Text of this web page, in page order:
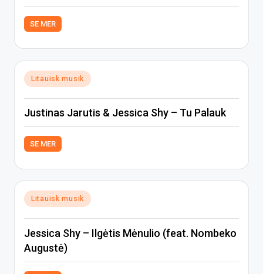
SE MER
Posted
in
Litauisk musik
Justinas Jarutis & Jessica Shy – Tu Palauk
SE MER
Posted
in
Litauisk musik
Jessica Shy – Ilgėtis Mėnulio (feat. Nombeko
Augustė)